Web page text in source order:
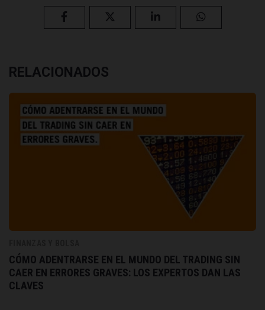
RELACIONADOS
CÓMO ADENTRARSE EN EL MUNDO DEL TRADING SIN
CAER EN ERRORES GRAVES: LOS EXPERTOS DAN LAS
CLAVES